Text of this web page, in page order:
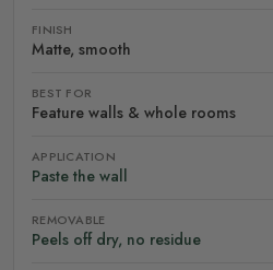
FINISH
Matte, smooth
BEST FOR
Feature walls & whole rooms
APPLICATION
Paste the wall
REMOVABLE
Peels off dry, no residue